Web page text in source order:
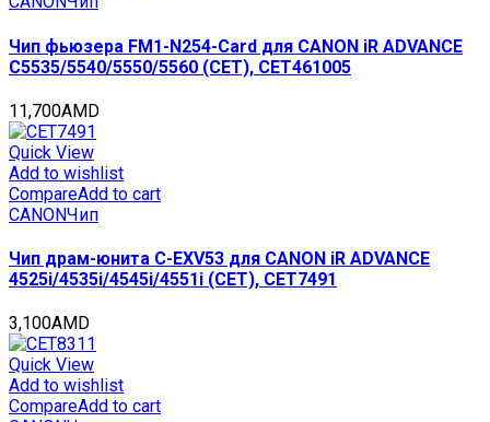
1600
стр.,
CET0928K
quantity
Чип фьюзера FM1-N254-Card для CANON iR ADVANCE
C5535/5540/5550/5560 (CET), CET461005
11,700AMD
Quick View
Add to wishlist
CompareAdd to cart
CANONЧип
Чип драм-юнита C-EXV53 для CANON iR ADVANCE
4525i/4535i/4545i/4551i (CET), CET7491
3,100AMD
Quick View
Add to wishlist
CompareAdd to cart